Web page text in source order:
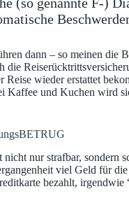
dann – so meinen die
die
Reise wieder erstattet
Kaffee und Kuchen wird
nicht nur strafbar, sondern
viel Geld für
bezahlt, irgendwie